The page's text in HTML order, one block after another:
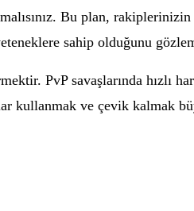
Bu plan,
sahip olduğunu
PvP savaşlarında hızlı
kullanmak ve çevik kalmak